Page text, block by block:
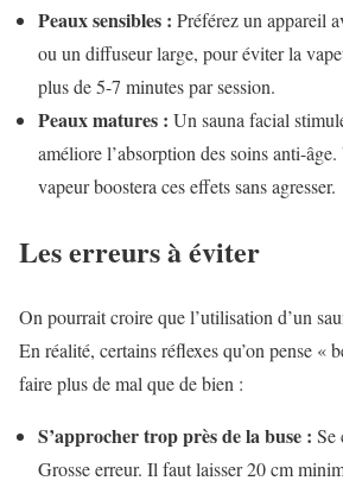
Peaux sensibles : Préférez un appareil
ou un diffuseur large, pour éviter la
plus de 5-7 minutes par session.
Peaux matures : Un sauna facial
améliore l’absorption des soins anti-
vapeur boostera ces effets sans agresser.
Les erreurs à éviter
On pourrait croire que l’utilisation d’un
En réalité, certains réflexes qu’on pense «
faire plus de mal que de bien :
S’approcher trop près de la buse : Se
Grosse erreur. Il faut laisser 20 cm